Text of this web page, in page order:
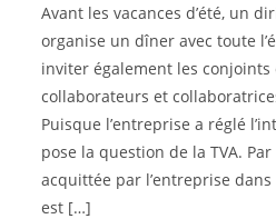
Avant les vacances d’été, un
organise un dîner avec toute
inviter également les
collaborateurs et
Puisque l’entreprise a réglé
pose la question de la TVA.
acquittée par l’entreprise
est […]